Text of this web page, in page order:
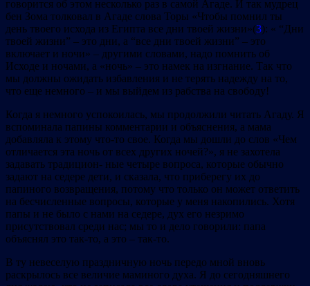
говорится об этом несколько раз в самой Агаде. И так мудрец
бен Зома толковал в Агаде слова Торы «Чтобы помнил ты
день твоего исхода из Египта все дни твоей жизни»(3): « “Дни
твоей жизни” – это дни, а “все дни твоей жизни” – это
включает и ночи» – другими словами, надо помнить об
Исходе и ночами, а «ночь» – это намек на изгнание. Так что
мы должны ожидать избавления и не терять надежду на то,
что еще немного – и мы выйдем из рабства на свободу!
Когда я немного успокоилась, мы продолжили читать Агаду. Я
вспоминала папины комментарии и объяснения, а мама
добавляла к этому что‐то свое. Когда мы дошли до слов «Чем
отличается эта ночь от всех других ночей?», я не захотела
задавать традицион‐ ные четыре вопроса, которые обычно
задают на седере дети, и сказала, что приберегу их до
папиного возвращения, потому что только он может ответить
на бесчисленные вопросы, которые у меня накопились. Хотя
папы и не было с нами на седере, дух его незримо
присутствовал среди нас; мы то и дело говорили: папа
объяснял это так‐то, а это – так‐то.
В ту невеселую праздничную ночь передо мной вновь
раскрылось все величие маминого духа. Я до сегодняшнего